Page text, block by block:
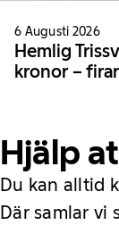
6 Augusti 2026
Hemlig
kronor –
Hjälp
Du kan alltid
Där samlar vi